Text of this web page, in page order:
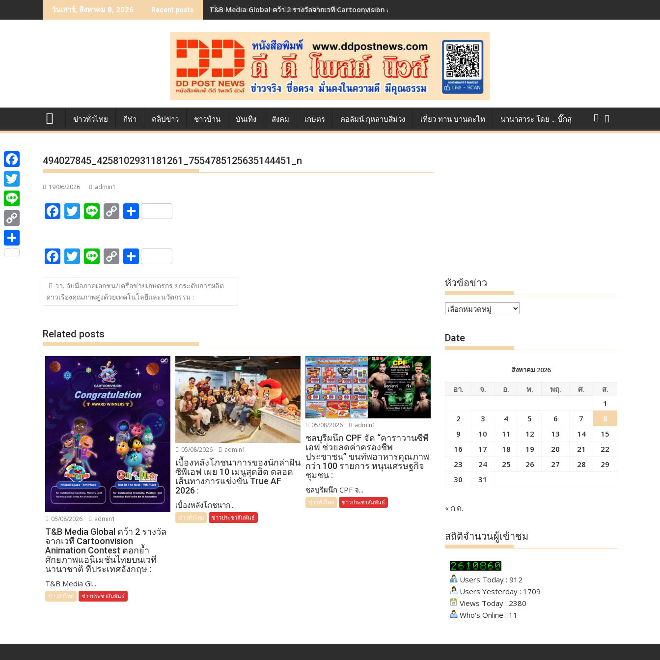
to
วันเสาร์, สิงหาคม 8, 2026 Recent posts เบื้องหลังโภชนาการของนักล่าฝัน ซีพีเอฟ เผย 10 เมนูสุดฮิต ตลอดเส้นทางการแข่งขัน True AF 2026 :
ข่าวทั่วไทย กีฬา คลิปข่าว ชาวบ้าน บันเทิง สังคม เกษตร คอลัมน์ กุหลาบสีม่วง เที่ยว ทาน บานตะไท นานาสาระ โดย … บิ๊กสุ
494027845_4258102931181261_7554785125635144451_n
19/06/2026 admin1
F
ac
b
o
o
k
T
w
er
Li
n
C
o
y
Li
n
k
S
h
e
F
ac
e
b
o
k
T
w
itt
er
Li
n
e
C
o
p
y
k
S
h
ar
e
แนะแนว
เรื่อง
วว. จับมือภาคเอกชน/เครือข่ายเกษตรกร ยกระดับการผลิต
ดาวเรืองคุณภาพสูงด้วยเทคโนโลยีและนวัตกรรม :
Related posts
05/08/2026 admin1
T&B Media Global คว้า 2 รางวัล
จากเวที Cartoonvision
Animation Contest ตอกย้ำ
ศักยภาพแอนิเมชันไทยบนเวที
นานาชาติ ที่ประเทศอังกฤษ :
T&B Media Gl...
ข่าวทั่วไทย ข่าวประชาสัมพันธ์
05/08/2026 admin1
เบื้องหลังโภชนาการของนักล่าฝัน
ซีพีเอฟ เผย 10 เมนูสุดฮิต ตลอด
เส้นทางการแข่งขัน True AF
2026 :
เบื้องหลังโภชนาก...
ข่าวทั่วไทย ข่าวประชาสัมพันธ์
05/08/2026 admin1
ชลบุรีผนึก CPF จัด “คาราวานซีพี
เอฟ ช่วยลดค่าครองชีพ
ประชาชน” ขนทัพอาหารคุณภาพ
กว่า 100 รายการ หนุนเศรษฐกิจ
ชุมชน :
ชลบุรีผนึก CPF จ...
ข่าวทั่วไทย ข่าวประชาสัมพันธ์
หัวข้อข่าว
หัวข้อ
Date
สิงหาคม 2026
อา. จ. อ. พ. พฤ. ศ.
ส.
1
2
3 4 5 6 7
8
9
10 11 12 13 14
15
16
17 18 19 20 21
22
23
24 25 26 27 28
29
30
31
« ก.ค.
สถิติจำนวนผู้เข้าชม
Users Today : 912
Users Yesterday : 1709
Views Today : 2380
Who's Online : 11
F
a
c
e
b
o
T
w
i
t
t
L
i
n
C
o
S